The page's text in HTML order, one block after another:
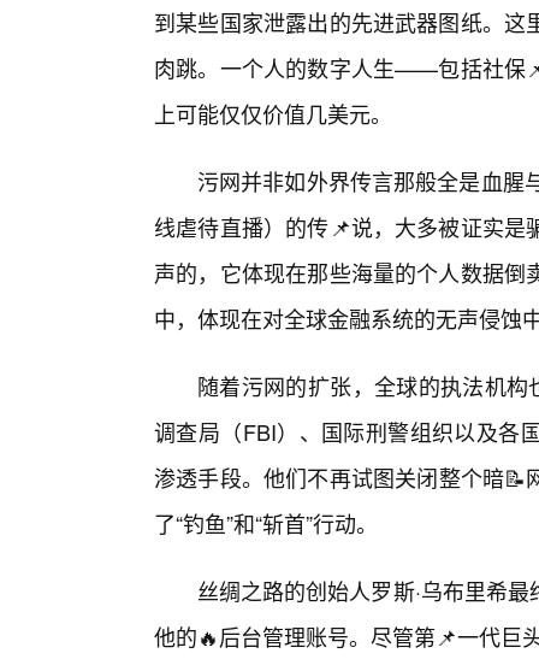
到某些国家泄露出的先进武器图纸。
肉跳。一个人的数字人生——包括社保
上可能仅仅价值几美元。
污网并非如外界传言那般全是血腥
线虐待直播）的传📌说，大多被证实
声的，它体现在那些海量的个人数据
中，体现在对全球金融系统的无声侵蚀
随着污网的扩张，全球的执法机构
调查局（FBI）、国际刑警组织以及各
渗透手段。他们不再试图关闭整个暗
了“钓鱼”和“斩首”行动。
丝绸之路的创始人罗斯·乌布里希
他的🔥后台管理账号。尽管第📌一代巨